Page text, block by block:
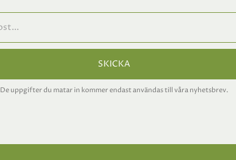
SKICKA
De uppgifter du matar in kommer endast användas till våra nyhetsbrev.